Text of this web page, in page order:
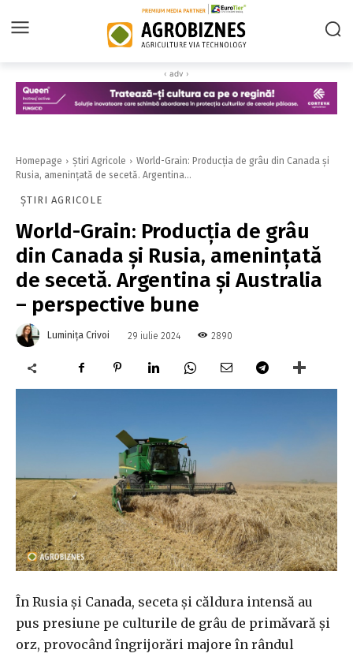
‹ adv ›
Homepage Știri Agricole
World-Grain: Producția de grâu din Canada și
Rusia, amenințată de secetă. Argentina...
ȘTIRI AGRICOLE
World-Grain: Producția de grâu
din Canada și Rusia, amenințată
de secetă. Argentina și Australia
– perspective bune
Luminița Crivoi 29 iulie 2024 2890
În Rusia și Canada, seceta și căldura intensă au
pus presiune pe culturile de grâu de primăvară și
orz, provocând îngrijorări majore în rândul